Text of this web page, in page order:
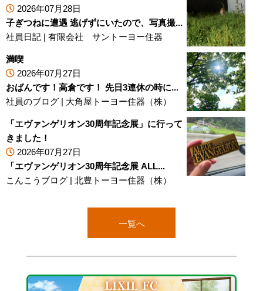
2026年07月28日
子ぎつねに遭遇 逃げずにいたので、写真撮...
社員日記 | 有限会社 サントーヨー住器
満喫
2026年07月27日
おばんです！高倉です！ 先日3連休の時に...
社員のブログ | 大角屋トーヨー住器（株）
「エヴァンゲリオン30周年記念展」に行って
きました！
2026年07月27日
「エヴァンゲリオン30周年記念展 ALL...
こんこうブログ | 北豊トーヨー住器（株）
一覧へ